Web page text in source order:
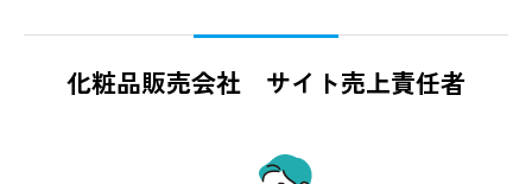
化粧品販売会社 サイト売上責任者